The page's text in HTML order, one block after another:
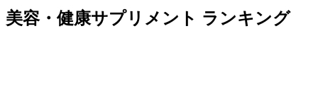
美容・健康サプリメント ランキング